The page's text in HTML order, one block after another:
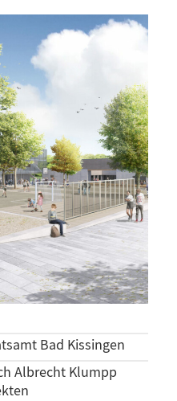
Bad Kissingen
Albrecht Klumpp